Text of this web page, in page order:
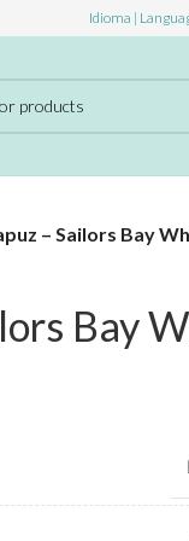
Idioma |
– Sailors Bay
Bay